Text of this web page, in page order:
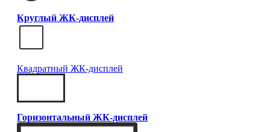
Круглый ЖК-дисплей
Квадратный ЖК-дисплей
Горизонтальный ЖК-дисплей